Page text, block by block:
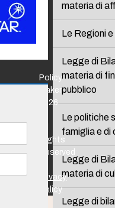
materia di
Le Regioni
Legge di
materia di
pubblico
Le politiche
famiglia e di
Legge di
materia di
Legge di
Policy
Maker
2026
Rights
Reserved
Privacy
Policy